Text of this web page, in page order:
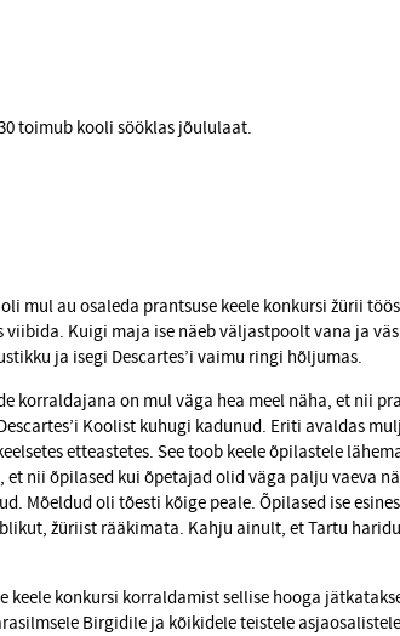
toimub kooli sööklas jõululaat.
mul au osaleda prantsuse keele konkursi žürii
viibida. Kuigi maja ise näeb väljastpoolt vana ja
ja isegi Descartes’i vaimu ringi hõljumas.
korraldajana on mul väga hea meel näha, et nii
Koolist kuhugi kadunud. Eriti avaldas
etteastetes. See toob keele õpilastele
et nii õpilased kui õpetajad olid väga palju vaeva
Mõeldud oli tõesti kõige peale. Õpilased ise
žüriist rääkimata. Kahju ainult, et Tartu
keele konkursi korraldamist sellise hooga
Birgidile ja kõikidele teistele